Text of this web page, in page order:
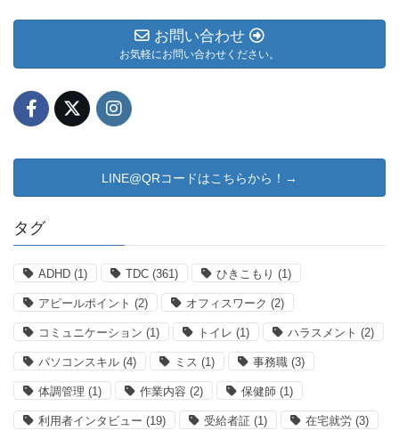
お問い合わせ
お気軽にお問い合わせください。
LINE@QRコードはこちらから！→
タグ
ADHD (1) TDC (361) ひきこもり (1)
アピールポイント (2) オフィスワーク (2)
コミュニケーション (1) トイレ (1) ハラスメント (2)
パソコンスキル (4) ミス (1) 事務職 (3)
体調管理 (1) 作業内容 (2) 保健師 (1)
利用者インタビュー (19) 受給者証 (1) 在宅就労 (3)